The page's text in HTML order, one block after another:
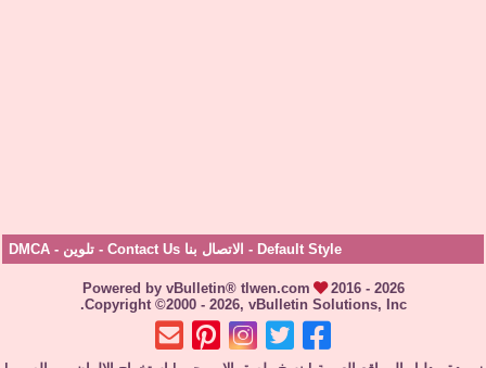
Default Style
- الاتصال بنا Contact Us - تلوين -
DMCA
Powered by vBulletin® tlwen.com
2016 - 2026
Copyright ©2000 - 2026, vBulletin Solutions, Inc.